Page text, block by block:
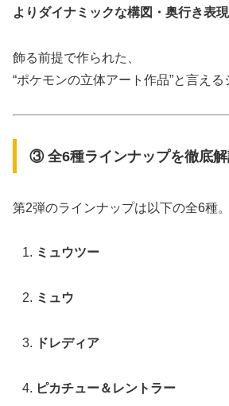
よりダイナミックな構図・奥行き表現
飾る前提で作られた、
“ポケモンの立体アート作品”と言える
③ 全6種ラインナップを徹底
第2弾のラインナップは以下の全6種。
ミュウツー
ミュウ
ドレディア
ピカチュー＆レントラー